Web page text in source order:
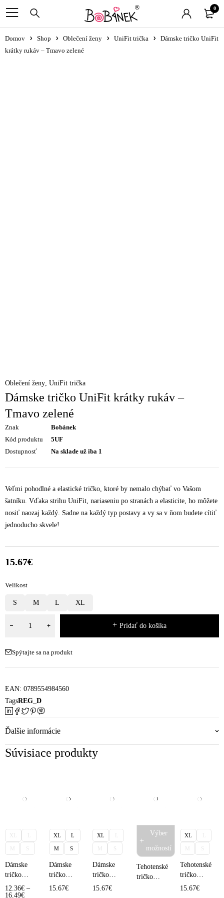
0
Domov Shop Oblečení ženy UniFit trička
Dámske tričko UniFit
krátky rukáv – Tmavo zelené
Oblečení ženy UniFit trička
Dámske tričko UniFit krátky rukáv –
Tmavo zelené
Znak
Bobánek
Kód produktu
5UF
Dostupnosť
Na sklade už iba 1
Veľmi pohodlné a elastické tričko, ktoré by nemalo chýbať vo Vašom
šatníku. Vďaka strihu UniFit, nariaseniu po stranách a elasticite, ho môžete
nosiť naozaj každý. Sadne na každý typ postavy a vy sa v ňom budete cítiť
jednoducho skvele!
15.67€
Velikost
S M L XL
Pridať do košíka
Spýtajte sa na produkt
EAN: 0789554984560
TagsREG_D
Ďalšie informácie
Súvisiace produkty
XL
M S
Dámske
tričko
UniFit
krátky
12.36€ –
16.49€
XL L
M S
Dámske
tričko
UniFit
15.67€
XL
M S
Dámske
tričko
UniFit
15.67€
Výber
možností
Tehotenské
tričko
XL
M S
Tehotenské
tričko
krátky
15.67€